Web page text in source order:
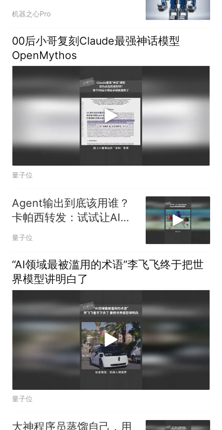
是人形机器人
机器之心Pro
00后小哥复刻Claude最强神话模型
OpenMythos
量子位
Agent输出到底该用谁？
卡帕西转发：试试让AI输
出HTML
量子位
“AI领域最被滥用的术语”李飞飞终于把世
界模型讲明白了
量子位
大神程序员蒸馏自己，用